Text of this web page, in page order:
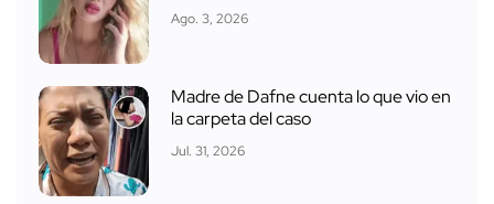
Ago. 3, 2026
Madre de Dafne cuenta lo que vio en
la carpeta del caso
Jul. 31, 2026